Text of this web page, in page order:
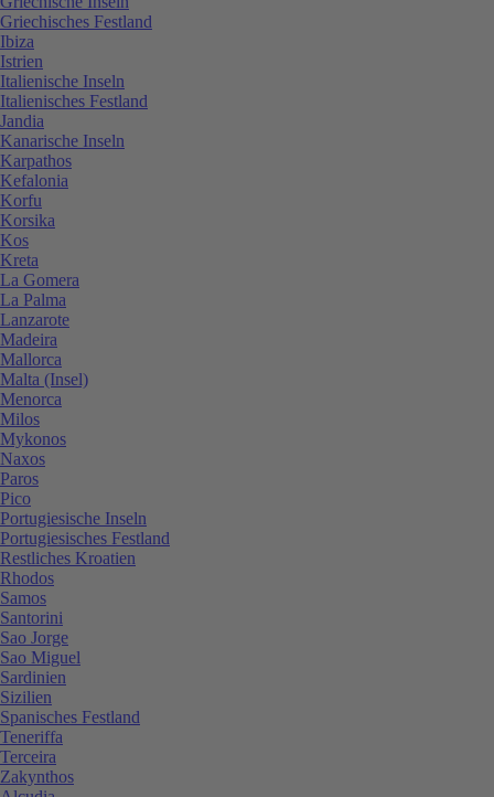
Griechisches Festland
Ibiza
Istrien
Italienische Inseln
Italienisches Festland
Jandia
Kanarische Inseln
Karpathos
Kefalonia
Korfu
Korsika
Kos
Kreta
La Gomera
La Palma
Lanzarote
Madeira
Mallorca
Malta (Insel)
Menorca
Milos
Mykonos
Naxos
Paros
Pico
Portugiesische Inseln
Portugiesisches Festland
Restliches Kroatien
Rhodos
Samos
Santorini
Sao Jorge
Sao Miguel
Sardinien
Sizilien
Spanisches Festland
Teneriffa
Terceira
Zakynthos